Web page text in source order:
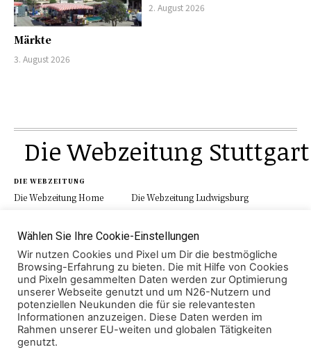
Märkte
3. August 2026
2. August 2026
Die Webzeitung Stuttgart
DIE WEBZEITUNG
Die Webzeitung Home
Die Webzeitung Ludwigsburg
Impressum
Datenschutz
KATEGORIEN
Aktuell Region Lokales
Polizei
Veranstaltung
Wirtschaft Sport Leben
Wählen Sie Ihre Cookie-Einstellungen
Wir nutzen Cookies und Pixel um Dir die bestmögliche
Browsing-Erfahrung zu bieten. Die mit Hilfe von Cookies
und Pixeln gesammelten Daten werden zur Optimierung
unserer Webseite genutzt und um N26-Nutzern und
potenziellen Neukunden die für sie relevantesten
Informationen anzuzeigen. Diese Daten werden im
Rahmen unserer EU-weiten und globalen Tätigkeiten
genutzt.